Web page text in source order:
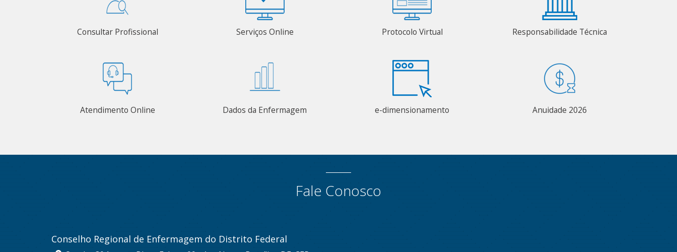
Consultar Profissional Serviços Online Protocolo Virtual Responsabilidade Técnica
Atendimento Online Dados da Enfermagem e-dimensionamento Anuidade 2026
Fale Conosco
Conselho Regional de Enfermagem do Distrito Federal